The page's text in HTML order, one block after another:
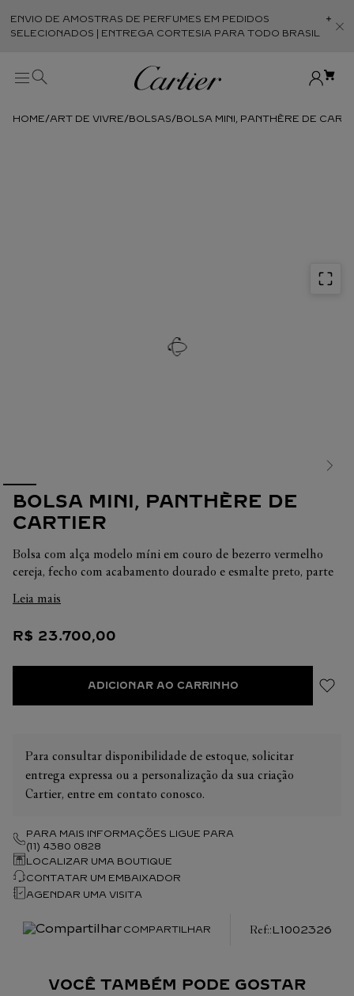
ENVIO DE AMOSTRAS DE PERFUMES EM PEDIDOS
SELECIONADOS | ENTREGA CORTESIA PARA TODO BRASIL
ART DE VIVRE BOLSAS BOLSA MINI, PANTHÈRE DE
BOLSA MINI, PANTHÈRE DE
CARTIER
Bolsa com alça modelo míni em couro de bezerro vermelho
cereja, fecho com acabamento dourado e esmalte preto, parte
internos, um bolso chapado e um bolso assinatura com
couro de cordeiro preto. Dimensões: altura 150 mm x
Leia mais
R$ 23.700,00
ADICIONAR AO CARRINHO
Para consultar disponibilidade de estoque, solicitar
entrega expressa ou a personalização da sua criação
Cartier, entre em contato conosco.
PARA MAIS INFORMAÇÕES LIGUE PARA
(11) 4380 0828
LOCALIZAR UMA BOUTIQUE
CONTATAR UM EMBAIXADOR
AGENDAR UMA VISITA
COMPARTILHAR :L1002326
VOCÊ TAMBÉM PODE GOSTAR